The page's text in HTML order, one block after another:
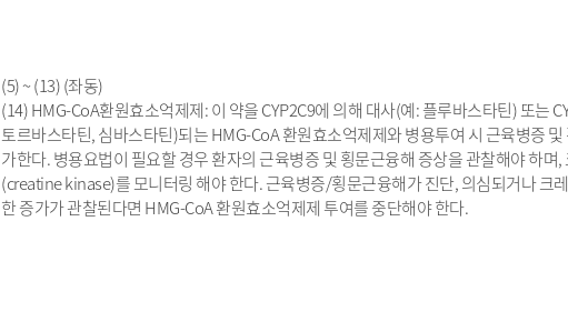
(5) ~ (13) (좌동)
(14) HMG-CoA환원효소억제제: 이 약을 CYP2C9에 의해 대사(예: 플루바스타틴) 또는
토르바스타틴, 심바스타틴)되는 HMG-CoA 환원효소억제제와 병용투여 시 근육병증
가한다. 병용요법이 필요할 경우 환자의 근육병증 및 횡문근융해 증상을 관찰해야 하며,
(creatine kinase)를 모니터링 해야 한다. 근육병증/횡문근융해가 진단, 의심되거나 크
한 증가가 관찰된다면 HMG-CoA 환원효소억제제 투여를 중단해야 한다.